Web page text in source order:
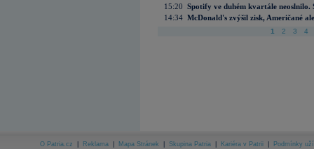
15:20 Spotify ve duhém kvartále neoslnilo.
14:34 McDonald's zvýšil zisk, Američané
1 2 3 4
O Patria.cz Reklama Mapa Stránek Skupina Patria Kariéra v Patrii Podmínky